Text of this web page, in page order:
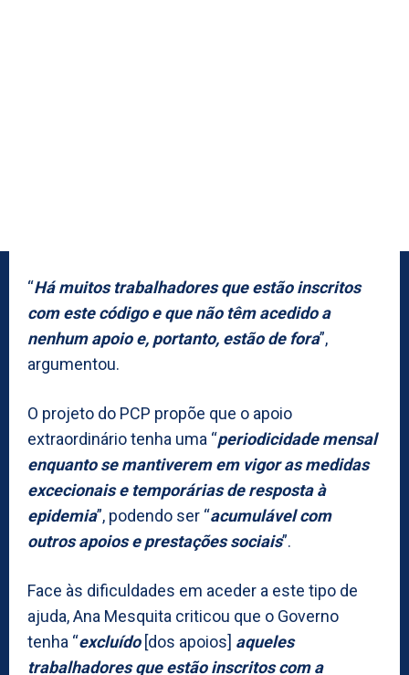
“Há muitos trabalhadores que estão inscritos
com este código e que não têm acedido a
nenhum apoio e, portanto, estão de fora”,
argumentou.
O projeto do PCP propõe que o apoio
extraordinário tenha uma “periodicidade mensal
enquanto se mantiverem em vigor as medidas
excecionais e temporárias de resposta à
epidemia”, podendo ser “acumulável com
outros apoios e prestações sociais”.
Face às dificuldades em aceder a este tipo de
ajuda, Ana Mesquita criticou que o Governo
tenha “excluído [dos apoios] aqueles
trabalhadores que estão inscritos com a